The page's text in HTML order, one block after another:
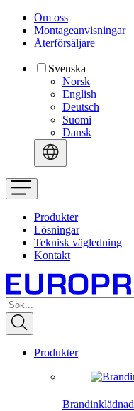
Om oss
Montageanvisningar
Återförsäljare
Svenska
Norsk
English
Deutsch
Suomi
Dansk
Produkter
Lösningar
Teknisk vägledning
Kontakt
Produkter
Brandinklädnad